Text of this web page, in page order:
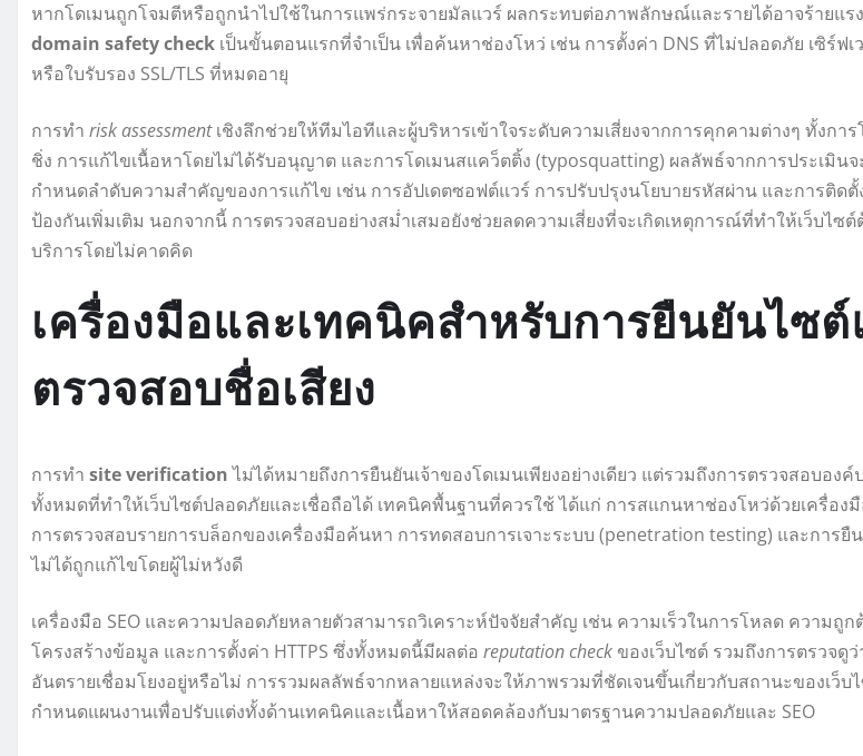
หากโดเมนถูกโจมตีหรือถูกนำไปใช้ในการแพร่กระจายมัลแวร์ ผลกระทบต่อภาพลักษณ์และรายได้อาจร้ายแร
domain safety check เป็นขั้นตอนแรกที่จำเป็น เพื่อค้นหาช่องโหว่ เช่น การตั้งค่า DNS ที่ไม่ปลอดภัย เซิร์ฟเ
หรือใบรับรอง SSL/TLS ที่หมดอายุ
การทำ risk assessmentเชิงลึกช่วยให้ทีมไอทีและผู้บริหารเข้าใจระดับความเสี่ยงจากการคุกคามต่างๆ ทั้งกา
ชิ่ง การแก้ไขเนื้อหาโดยไม่ได้รับอนุญาต และการโดเมนสแคว็ตติ้ง (typosquatting) ผลลัพธ์จากการประเมิน
กำหนดลำดับความสำคัญของการแก้ไข เช่น การอัปเดตซอฟต์แวร์ การปรับปรุงนโยบายรหัสผ่าน และการติดตั้
ป้องกันเพิ่มเติม นอกจากนี้ การตรวจสอบอย่างสม่ำเสมอยังช่วยลดความเสี่ยงที่จะเกิดเหตุการณ์ที่ทำให้เว็บไซ
บริการโดยไม่คาดคิด
เครื่องมือและเทคนิคสำหรับการยืนยันไซ
ตรวจสอบชื่อเสียง
การทำ site verificationไม่ได้หมายถึงการยืนยันเจ้าของโดเมนเพียงอย่างเดียว แต่รวมถึงการตรวจสอบองค์
ทั้งหมดที่ทำให้เว็บไซต์ปลอดภัยและเชื่อถือได้ เทคนิคพื้นฐานที่ควรใช้ ได้แก่ การสแกนหาช่องโหว่ด้วยเครื่อง
การตรวจสอบรายการบล็อกของเครื่องมือค้นหา การทดสอบการเจาะระบบ (penetration testing) และการยื
ไม่ได้ถูกแก้ไขโดยผู้ไม่หวังดี
เครื่องมือ SEO และความปลอดภัยหลายตัวสามารถวิเคราะห์ปัจจัยสำคัญ เช่น ความเร็วในการโหลด ความถูก
โครงสร้างข้อมูล และการตั้งค่า HTTPS ซึ่งทั้งหมดนี้มีผลต่อ reputation check ของเว็บไซต์ รวมถึงการตรวจดู
อันตรายเชื่อมโยงอยู่หรือไม่ การรวมผลลัพธ์จากหลายแหล่งจะให้ภาพรวมที่ชัดเจนขึ้นเกี่ยวกับสถานะของเว็บ
กำหนดแผนงานเพื่อปรับแต่งทั้งด้านเทคนิคและเนื้อหาให้สอดคล้องกับมาตรฐานความปลอดภัยและ SEO